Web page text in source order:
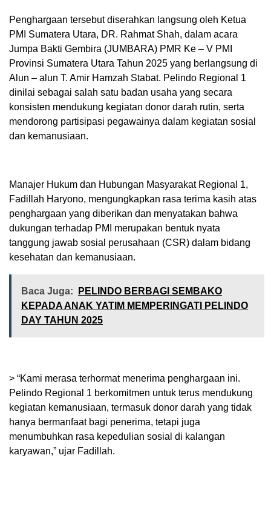
Penghargaan tersebut diserahkan langsung oleh Ketua
PMI Sumatera Utara, DR. Rahmat Shah, dalam acara
Jumpa Bakti Gembira (JUMBARA) PMR Ke – V PMI
Provinsi Sumatera Utara Tahun 2025 yang berlangsung di
Alun – alun T. Amir Hamzah Stabat. Pelindo Regional 1
dinilai sebagai salah satu badan usaha yang secara
konsisten mendukung kegiatan donor darah rutin, serta
mendorong partisipasi pegawainya dalam kegiatan sosial
dan kemanusiaan.
Manajer Hukum dan Hubungan Masyarakat Regional 1,
Fadillah Haryono, mengungkapkan rasa terima kasih atas
penghargaan yang diberikan dan menyatakan bahwa
dukungan terhadap PMI merupakan bentuk nyata
tanggung jawab sosial perusahaan (CSR) dalam bidang
kesehatan dan kemanusiaan.
Baca Juga:
PELINDO BERBAGI SEMBAKO
KEPADA ANAK YATIM MEMPERINGATI PELINDO
DAY TAHUN 2025
> “Kami merasa terhormat menerima penghargaan ini.
Pelindo Regional 1 berkomitmen untuk terus mendukung
kegiatan kemanusiaan, termasuk donor darah yang tidak
hanya bermanfaat bagi penerima, tetapi juga
menumbuhkan rasa kepedulian sosial di kalangan
karyawan,” ujar Fadillah.